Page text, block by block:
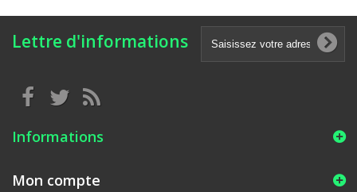
Lettre d'informations
Informations
Mon compte